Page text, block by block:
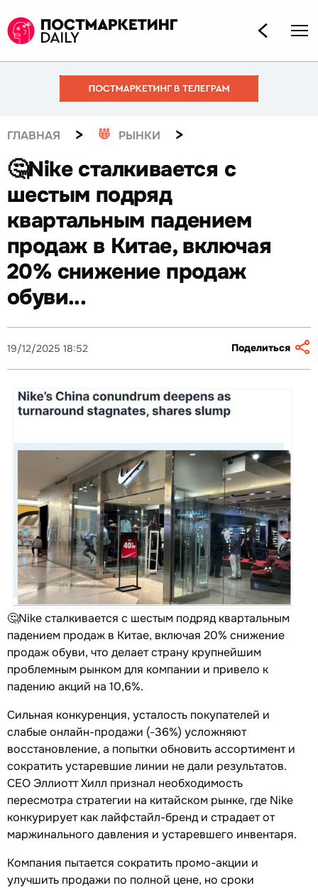
ГЛАВНАЯ > РЫНКИ >
🤔Nike сталкивается с
шестым подряд
квартальным падением
продаж в Китае, включая
20% снижение продаж
обуви...
19/12/2025 18:52 Поделиться
🤔Nike сталкивается с шестым подряд квартальным
падением продаж в Китае, включая 20% снижение
продаж обуви, что делает страну крупнейшим
проблемным рынком для компании и привело к
падению акций на 10,6%.
Сильная конкуренция, усталость покупателей и
слабые онлайн-продажи (-36%) усложняют
восстановление, а попытки обновить ассортимент и
сократить устаревшие линии не дали результатов.
CEO Эллиотт Хилл признал необходимость
пересмотра стратегии на китайском рынке, где Nike
конкурирует как лайфстайл-бренд и страдает от
маржинального давления и устаревшего инвентаря.
Компания пытается сократить промо-акции и
улучшить продажи по полной цене, но сроки